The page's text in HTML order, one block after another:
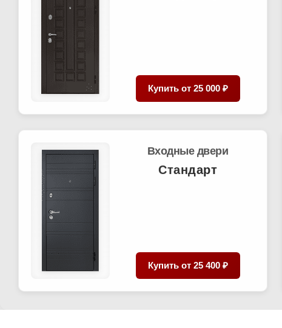
Купить от 25 000 ₽
Входные двери
Стандарт
Купить от 25 400 ₽